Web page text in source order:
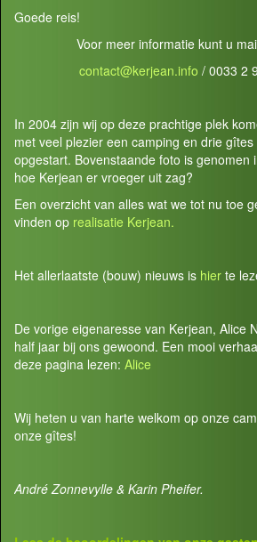
Goede reis!
Voor meer informatie kunt u
contact@kerjean.info / 0033 2
In 2004 zijn wij op deze prachtige plek
met veel plezier een camping en drie
opgestart. Bovenstaande foto is genomen
hoe Kerjean er vroeger uit zag?
Een overzicht van alles wat we tot nu toe
vinden op realisatie Kerjean.
Het allerlaatste (bouw) nieuws is hier te
De vorige eigenaresse van Kerjean, Alice
half jaar bij ons gewoond. Een mooi
deze pagina lezen: Alice
Wij heten u van harte welkom op onze
onze gîtes!
André Zonnevylle & Karin Pheifer.